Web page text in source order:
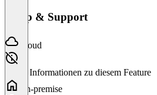
Setup & Support
Cloud
Keine Informationen zu diesem Feature
On-premise